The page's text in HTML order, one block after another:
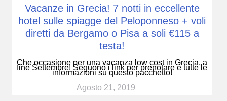
Vacanze in Grecia! 7 notti in eccellente
hotel sulle spiagge del Peloponneso + voli
diretti da Bergamo o Pisa a soli €115 a
testa!
Che occasione per una vacanza low cost in Grecia, a
fine Settembre! Seguono i link per prenotare e tutte le
informazioni su questo pacchetto!
Agosto 21, 2019